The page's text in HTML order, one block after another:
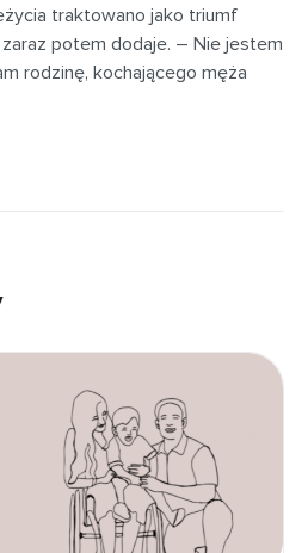
traktowano jako triumf
potem dodaje. – Nie jestem
rodzinę, kochającego męża